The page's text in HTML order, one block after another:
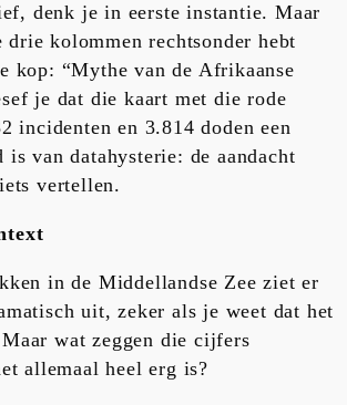
denk je in eerste instantie. Maar
kolommen rechtsonder hebt
kop: “Mythe van de Afrikaanse
je dat die kaart met die rode
incidenten en 3.814 doden een
is van datahysterie: de aandacht
vertellen.
in de Middellandse Zee ziet er
uit, zeker als je weet dat het
wat zeggen die cijfers
allemaal heel erg is?